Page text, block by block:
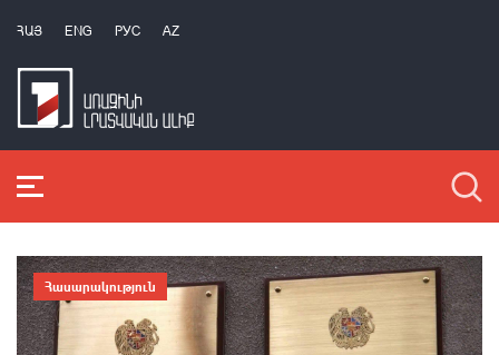
ՀԱՅ ENG РУС AZ
Հասարակություն